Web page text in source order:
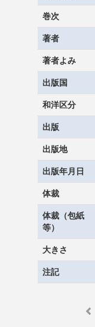
巻次
著者
著者よみ
出版国
和洋区分
出版
出版地
出版年月日
体裁
体裁（包紙
等）
大きさ
注記